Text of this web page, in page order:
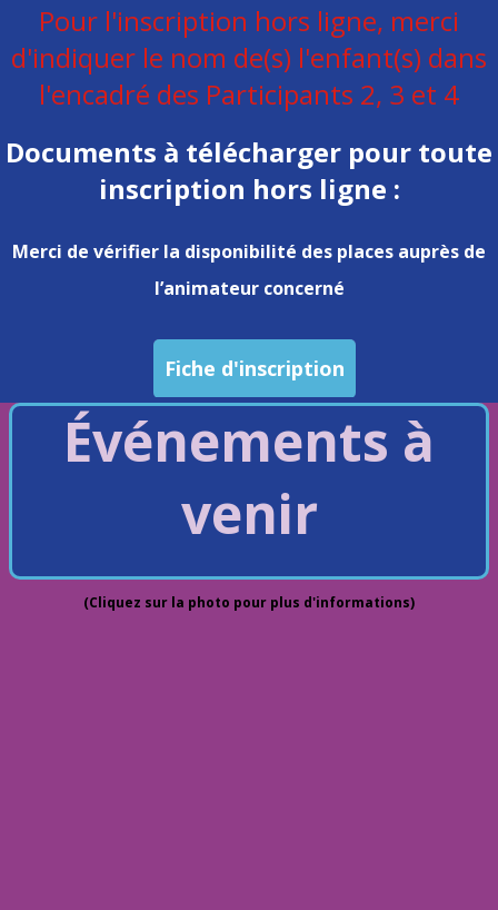
Pour l'inscription hors ligne, merci
d'indiquer le nom de(s) l'enfant(s) dans
l'encadré des Participants 2, 3 et 4
Documents à télécharger pour toute
inscription hors ligne :
Merci de vérifier la disponibilité des places auprès de
l’animateur concerné
Fiche d'inscription
Événements à
venir
(Cliquez sur la photo pour plus d'informations)